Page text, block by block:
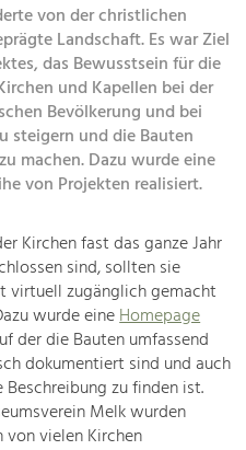
und
von der christlichen
Landschaft. Es war Ziel
das Bewusstsein für die
und Kapellen bei der
Bevölkerung und bei
steigern und die Bauten
machen. Dazu wurde eine
von Projekten realisiert.
Kirchen fast das ganze Jahr
sind, sollten sie
virtuell zugänglich gemacht
wurde eineHomepage
der die Bauten umfassend
dokumentiert sind und auch
Beschreibung zu finden ist.
Melk wurden
von vielen Kirchen